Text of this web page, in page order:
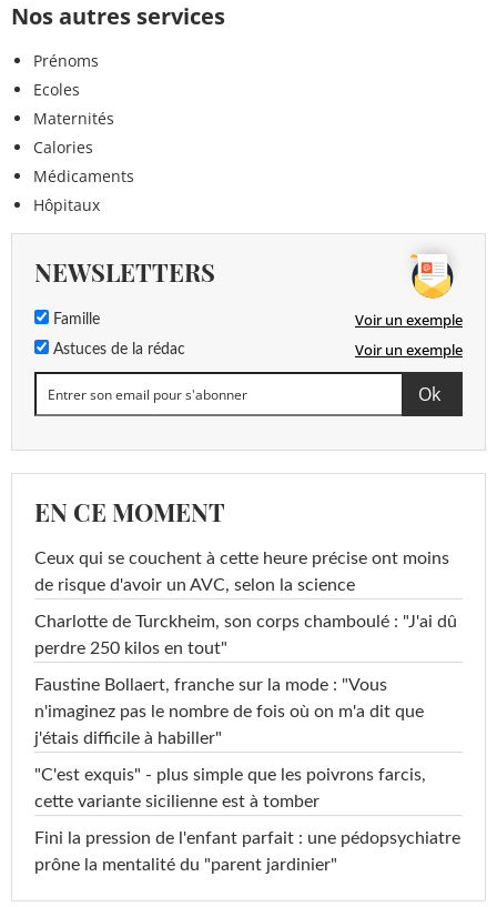
Nos autres services
Prénoms
Ecoles
Maternités
Calories
Médicaments
Hôpitaux
NEWSLETTERS
Famille Voir un exemple
Astuces de la rédac Voir un exemple
EN CE MOMENT
Ceux qui se couchent à cette heure précise ont moins
de risque d'avoir un AVC, selon la science
Charlotte de Turckheim, son corps chamboulé : "J'ai dû
perdre 250 kilos en tout"
Faustine Bollaert, franche sur la mode : "Vous
n'imaginez pas le nombre de fois où on m'a dit que
j'étais difficile à habiller"
"C'est exquis" - plus simple que les poivrons farcis,
cette variante sicilienne est à tomber
Fini la pression de l'enfant parfait : une pédopsychiatre
prône la mentalité du "parent jardinier"